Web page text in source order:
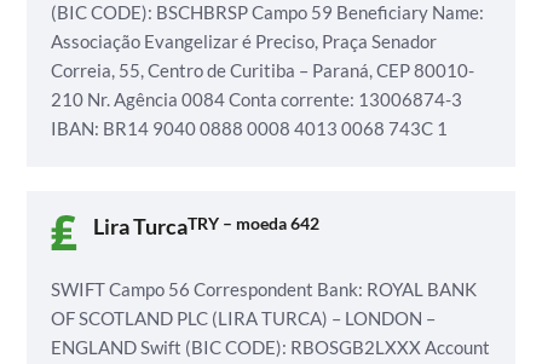
(BIC CODE): BSCHBRSPCampo 59 Beneficiary Name:
Associação Evangelizar é Preciso, Praça Senador
Correia, 55, Centro de Curitiba – Paraná, CEP 80010-
210 Nr. Agência 0084Conta corrente: 13006874-3
IBAN: BR14 9040 0888 0008 4013 0068 743C 1
Lira TurcaTRY – moeda 642
SWIFTCampo 56 Correspondent Bank: ROYAL BANK
OF SCOTLAND PLC (LIRA TURCA) – LONDON –
ENGLANDSwift (BIC CODE): RBOSGB2LXXX Account